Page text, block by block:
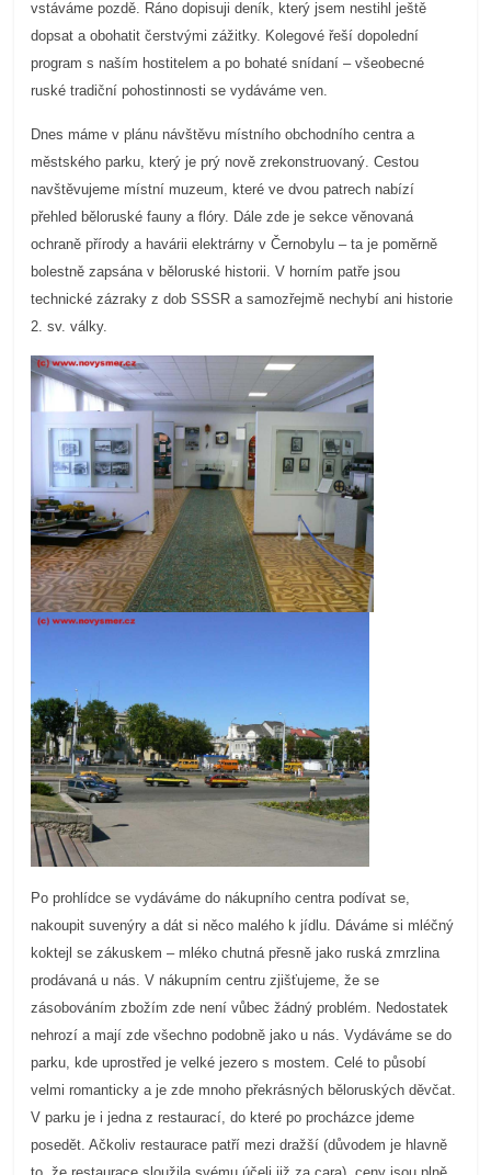
prospívá?
vstáváme pozdě. Ráno dopisuji deník, který jsem nestihl ještě
dopsat a obohatit čerstvými zážitky. Kolegové řeší dopolední
program s naším hostitelem a po bohaté snídaní – všeobecné
ruské tradiční pohostinnosti se vydáváme ven.
Dnes máme v plánu návštěvu místního obchodního centra a
městského parku, který je prý nově zrekonstruovaný. Cestou
navštěvujeme místní muzeum, které ve dvou patrech nabízí
přehled běloruské fauny a flóry. Dále zde je sekce věnovaná
ochraně přírody a havárii elektrárny v Černobylu – ta je poměrně
bolestně zapsána v běloruské historii. V horním patře jsou
technické zázraky z dob SSSR a samozřejmě nechybí ani historie
2. sv. války.
Po prohlídce se vydáváme do nákupního centra podívat se,
nakoupit suvenýry a dát si něco malého k jídlu. Dáváme si mléčný
koktejl se zákuskem – mléko chutná přesně jako ruská zmrzlina
prodávaná u nás. V nákupním centru zjišťujeme, že se
zásobováním zbožím zde není vůbec žádný problém. Nedostatek
nehrozí a mají zde všechno podobně jako u nás. Vydáváme se do
parku, kde uprostřed je velké jezero s mostem. Celé to působí
velmi romanticky a je zde mnoho překrásných běloruských děvčat.
V parku je i jedna z restaurací, do které po procházce jdeme
posedět. Ačkoliv restaurace patří mezi dražší (důvodem je hlavně